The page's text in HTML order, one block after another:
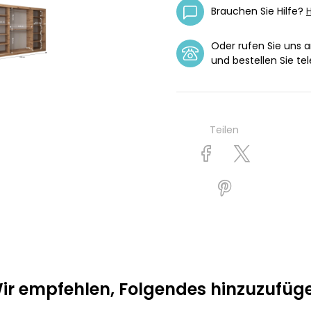
Brauchen Sie Hilfe?
Oder rufen Sie uns
und bestellen Sie
Teilen
empfehlen, Folgendes